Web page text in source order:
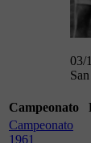
03/
Campeonato
Campeonato
1961